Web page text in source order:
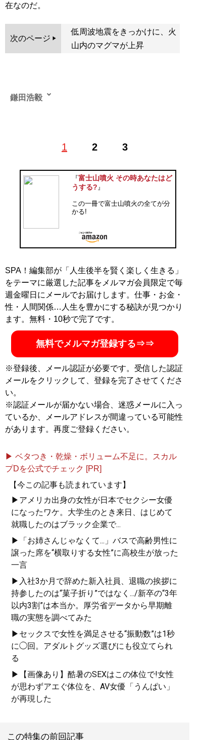
在なのだ。
次のページ
低周波地震をきっかけに、火
山内のマグマが上昇
1 2 3
鎌田浩毅
『富士山噴火 その時あなたはど
うする?』
この一冊で富士山噴火の全てが分
かる!
SPA！編集部が「人生後半を賢く楽しく生きる」
をテーマに厳選した記事をメルマガ会員限定で毎
週金曜日にメールでお届けします。仕事・お金・
性・人間関係…人生を豊かにする秘訣が見つかり
ます。無料・10秒で完了です。
無料でメルマガ登録する⇒⇒
※登録後、メール認証が必要です。受信した認証
メールをクリックして、登録を完了させてくださ
い。
※認証メールが届かない場合、迷惑メールに入っ
ているか、メールアドレスが間違っている可能性
があります。再度ご登録ください。
▶ ベタつき・乾燥・ボリューム不足に。スカル
プDを公式でチェック [PR]
【今この記事も読まれています】
▶アメリカ出身の女性が日本でセクシー女優
になったワケ。大学生のとき来日、はじめて
就職したのはブラック企業で...
▶「お姉さんじゃなくて...」バスで高齢男性に
譲った席を“横取りする女性”に高校生が放った
一言
▶入社3か月で辞めた新入社員、退職の挨拶に
持参したのは“菓子折り”ではなく.../新卒の“3年
以内3割”は本当か。厚労省データから早期離
職の実態を調べてみた
▶セックスで女性を満足させる“振動数”は1秒
に◯回。アダルトグッズ選びにも役立てられ
る
▶【画像あり】酷暑のSEXはこの体位で!女性
が思わずアエぐ体位を、AV女優「うんぱい」
が再現した
この特集の前回記事